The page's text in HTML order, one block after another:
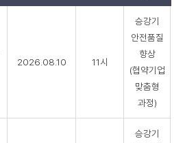
2026.08.10 11시
승강기
안전품질
향상
(협약기업
맞춤형
과정)
승강기